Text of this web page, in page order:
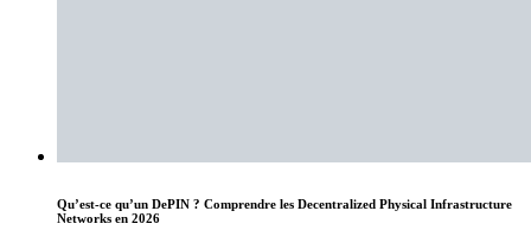
Qu’est-ce qu’un DePIN ? Comprendre les Decentralized Physical Infrastructure
Networks en 2026